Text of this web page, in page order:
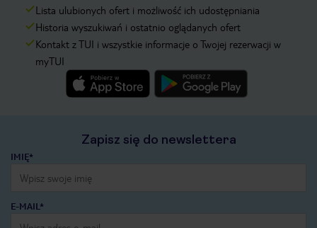
Lista ulubionych ofert i możliwość ich udostępniania
Historia wyszukiwań i ostatnio oglądanych ofert
Kontakt z TUI i wszystkie informacje o Twojej rezerwacji w
myTUI
Zapisz się do newslettera
IMIĘ*
E-MAIL*